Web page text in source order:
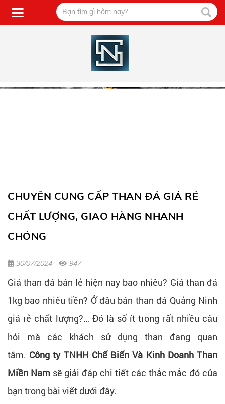
CHUYÊN CUNG CẤP THAN ĐÁ GIÁ RẺ
CHẤT LƯỢNG, GIAO HÀNG NHANH
CHÓNG
30/07/2024 947
Giá than đá bán lẻ hiện nay bao nhiêu? Giá than đá
1kg bao nhiêu tiền? Ở đâu bán than đá Quảng Ninh
giá rẻ chất lượng?… Đó là số ít trong rất nhiều câu
hỏi mà các khách sử dụng than đang quan
tâm. Công ty TNHH Chế Biến Và Kinh Doanh Than
Miền Namsẽ giải đáp chi tiết các thắc mắc đó của
bạn trong bài viết dưới đây.